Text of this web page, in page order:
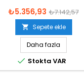
₺5.356,93 ₺7.142,57
 Sepete ekle
Daha fazla
 Stokta VAR